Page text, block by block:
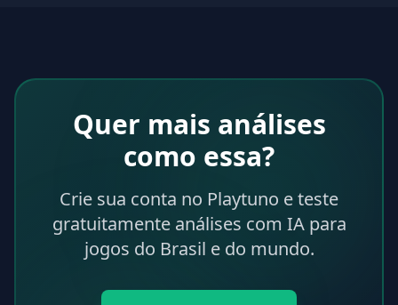
Quer mais análises
como essa?
Crie sua conta no Playtuno e teste
gratuitamente análises com IA para
jogos do Brasil e do mundo.